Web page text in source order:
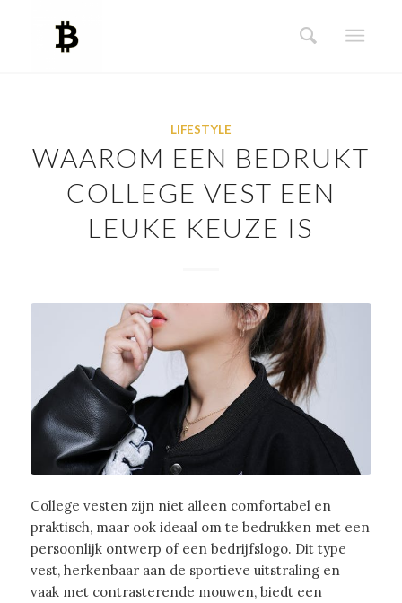
LIFESTYLE
WAAROM EEN BEDRUKT
COLLEGE VEST EEN
LEUKE KEUZE IS
College vesten zijn niet alleen comfortabel en
praktisch, maar ook ideaal om te bedrukken met een
persoonlijk ontwerp of een bedrijfslogo. Dit type
vest, herkenbaar aan de sportieve uitstraling en
vaak met contrasterende mouwen, biedt een